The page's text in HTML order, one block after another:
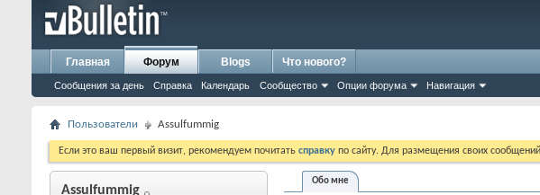
Главная Форум
Сообщения за день Справка Календарь Сообщество Опции форума Навигация
Blogs Что нового?
Пользователи Assulfummig
Если это ваш первый визит, рекомендуем почитать справку по сайту. Для размещения своих
Assulfummig
Обо мне